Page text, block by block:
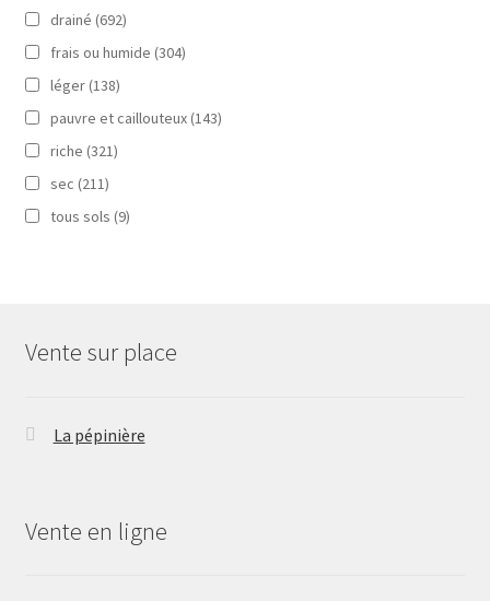
drainé (692)
frais ou humide (304)
léger (138)
pauvre et caillouteux (143)
riche (321)
sec (211)
tous sols (9)
Vente sur place
La pépinière
Vente en ligne